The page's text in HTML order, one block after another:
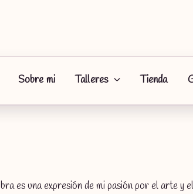
Sobre mi Talleres Tienda
es una expresión de mi pasión por el arte y